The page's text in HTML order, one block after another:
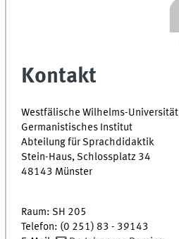
Kontakt
Westfälische Wilhelms-Universität
Germanistisches Institut
Abteilung für Sprachdidaktik
Stein-Haus, Schlossplatz 34
48143 Münster
Raum: SH 205
Telefon: (0 251) 83 - 39143